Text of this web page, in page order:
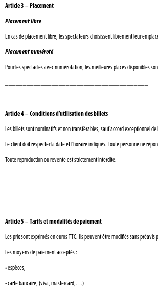
Article 3 – Placement
Placement libre
En cas de placement libre, les spectateurs choisissent librement leur
Placement numéroté
Pour les spectacles avec numérotation, les meilleures places disponibles
Article 4 – Conditions d’utilisation des billets
Les billets sont nominatifs et non transférables, sauf accord exceptionnel de
Le client doit respecter la date et l’horaire indiqués. Toute personne ne
Toute reproduction ou revente est strictement interdite.
Article 5 – Tarifs et modalités de paiement
Les prix sont exprimés en euros TTC. Ils peuvent être modifiés sans
Les moyens de paiement acceptés :
•espèces,
•carte bancaire, (visa, mastercard,…)